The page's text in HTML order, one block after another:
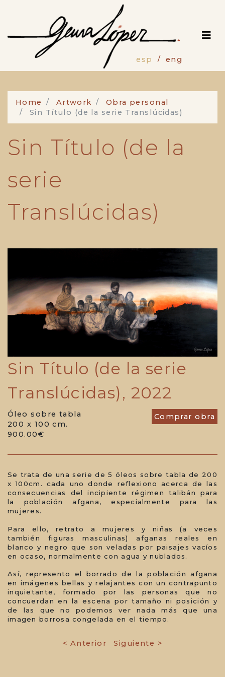
principal
esp eng
Home Artwork
Obra personal
Sin Título (de la serie Translúcidas)
Sin Título (de la
serie
Translúcidas)
Sin Título (de la serie
Translúcidas), 2022
Comprar obra
Óleo sobre tabla
200 x 100 cm.
900.00€
Se trata de una serie de 5 óleos sobre tabla de 200
x 100cm. cada uno donde reflexiono acerca de las
consecuencias del incipiente régimen talibán para
la población afgana, especialmente para las
mujeres.
Para ello, retrato a mujeres y niñas (a veces
también figuras masculinas) afganas reales en
blanco y negro que son veladas por paisajes vacíos
en ocaso, normalmente con agua y nublados.
Así, represento el borrado de la población afgana
en imágenes bellas y relajantes con un contrapunto
inquietante, formado por las personas que no
concuerdan en la escena por tamaño ni posición y
de las que no podemos ver nada más que una
imagen borrosa congelada en el tiempo.
< Anterior Siguiente >